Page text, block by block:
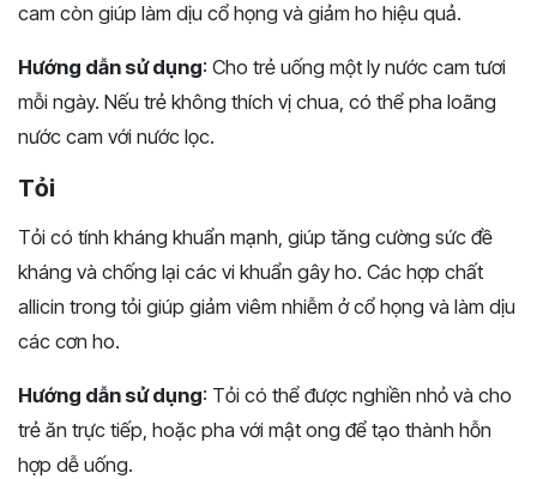
cam còn giúp làm dịu cổ họng và giảm ho hiệu quả.
Hướng dẫn sử dụng: Cho trẻ uống một ly nước cam tươi
mỗi ngày. Nếu trẻ không thích vị chua, có thể pha loãng
nước cam với nước lọc.
Tỏi
Tỏi có tính kháng khuẩn mạnh, giúp tăng cường sức đề
kháng và chống lại các vi khuẩn gây ho. Các hợp chất
allicin trong tỏi giúp giảm viêm nhiễm ở cổ họng và làm dịu
các cơn ho.
Hướng dẫn sử dụng: Tỏi có thể được nghiền nhỏ và cho
trẻ ăn trực tiếp, hoặc pha với mật ong để tạo thành hỗn
hợp dễ uống.